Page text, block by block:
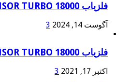
فلزیاب FULL SENSOR TURBO 18000
آگوست 14, 2024 3
فلزیاب FULL SENSOR TURBO 18000
اکتبر 17, 2021
3